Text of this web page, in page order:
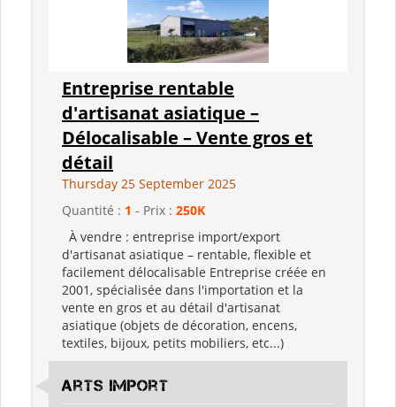
Entreprise rentable
d'artisanat asiatique –
Délocalisable – Vente gros et
détail
Thursday 25 September 2025
Quantité : 1 - Prix : 250K
À vendre : entreprise import/export
d'artisanat asiatique – rentable, flexible et
facilement délocalisable Entreprise créée en
2001, spécialisée dans l'importation et la
vente en gros et au détail d'artisanat
asiatique (objets de décoration, encens,
textiles, bijoux, petits mobiliers, etc...)
arts import